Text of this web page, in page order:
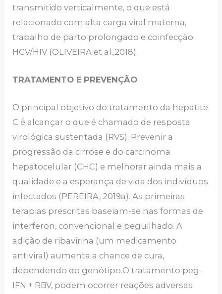
transmitido verticalmente, o que está
relacionado com alta carga viral materna,
trabalho de parto prolongado e coinfecção
HCV/HIV (OLIVEIRA et al.,2018).
TRATAMENTO E PREVENÇÃO
O principal objetivo do tratamento da hepatite
C é alcançar o que é chamado de resposta
virológica sustentada (RVS). Prevenir a
progressão da cirrose e do carcinoma
hepatocelular (CHC) e melhorar ainda mais a
qualidade e a esperança de vida dos indivíduos
infectados (PEREIRA, 2019a). As primeiras
terapias prescritas baseiam-se nas formas de
interferon, convencional e peguilhado. A
adição de ribavirina (um medicamento
antiviral) aumenta a chance de cura,
dependendo do genótipo.O tratamento peg-
IFN + RBV, podem ocorrer reações adversas